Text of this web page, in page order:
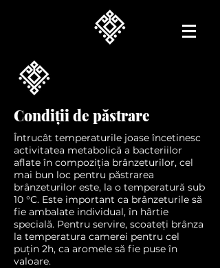
Condiții de păstrare
Întrucât temperaturile joase încetinesc
activitatea metabolică a bacteriilor
aflate în compoziția brânzeturilor, cel
mai bun loc pentru păstrarea
brânzeturilor este, la o temperatură sub
10 °C. Este important ca brânzeturile să
fie ambalate individual, în hârtie
specială. Pentru servire, scoateți brânza
la temperatura camerei pentru cel
puțin 2h, ca aromele să fie puse în
valoare.